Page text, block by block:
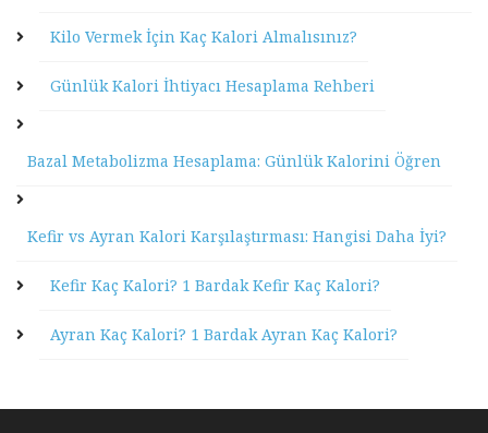
Kilo Vermek İçin Kaç Kalori Almalısınız?
Günlük Kalori İhtiyacı Hesaplama Rehberi
Bazal Metabolizma Hesaplama: Günlük Kalorini Öğren
Kefir vs Ayran Kalori Karşılaştırması: Hangisi Daha İyi?
Kefir Kaç Kalori? 1 Bardak Kefir Kaç Kalori?
Ayran Kaç Kalori? 1 Bardak Ayran Kaç Kalori?